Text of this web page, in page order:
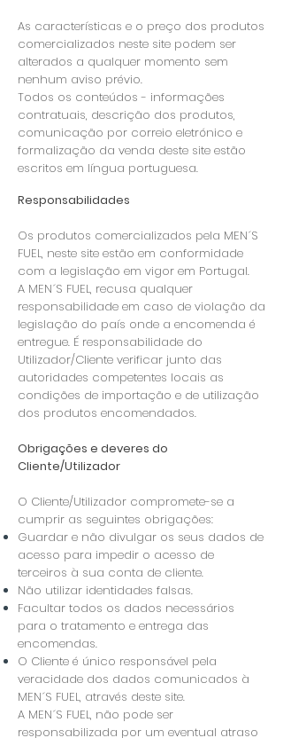
As características e o preço dos produtos
comercializados neste site podem ser
alterados a qualquer momento sem
nenhum aviso prévio.
Todos os conteúdos - informações
contratuais, descrição dos produtos,
comunicação por correio eletrónico e
formalização da venda deste site estão
escritos em língua portuguesa.
Responsabilidades
Os produtos comercializados pela MEN´S
FUEL, neste site estão em conformidade
com a legislação em vigor em Portugal.
A MEN´S FUEL, recusa qualquer
responsabilidade em caso de violação da
legislação do país onde a encomenda é
entregue. É responsabilidade do
Utilizador/Cliente verificar junto das
autoridades competentes locais as
condições de importação e de utilização
dos produtos encomendados.
Obrigações e deveres do
Cliente/Utilizador
O Cliente/Utilizador compromete-se a
cumprir as seguintes obrigações:
Guardar e não divulgar os seus dados de
acesso para impedir o acesso de
terceiros à sua conta de cliente.
Não utilizar identidades falsas.
Facultar todos os dados necessários
para o tratamento e entrega das
encomendas.
O Cliente é único responsável pela
veracidade dos dados comunicados à
MEN´S FUEL, através deste site.
A MEN´S FUEL, não pode ser
responsabilizada por um eventual atraso